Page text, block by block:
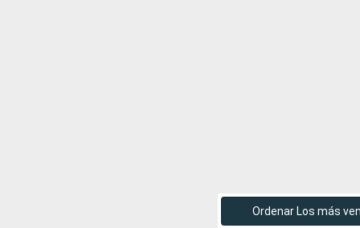
Ordenar Los más